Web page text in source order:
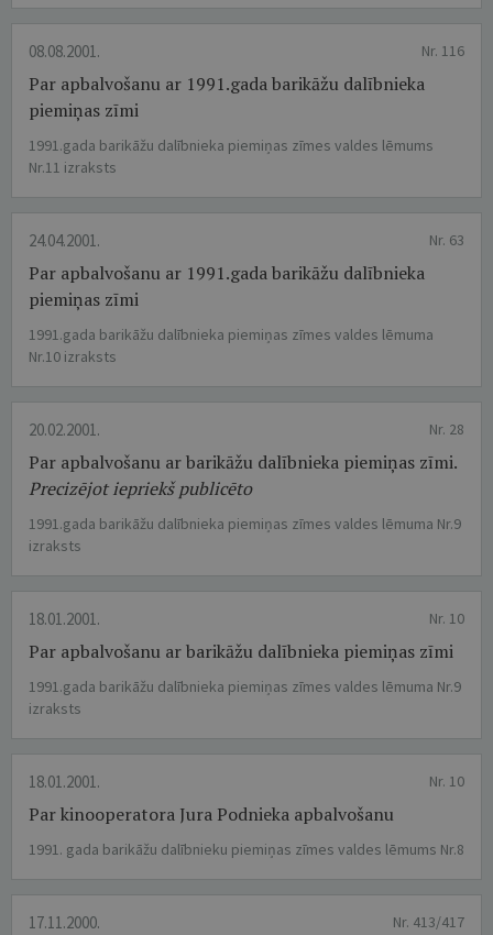
08.08.2001. Nr. 116
Par apbalvošanu ar 1991.gada barikāžu dalībnieka
piemiņas zīmi
1991.gada barikāžu dalībnieka piemiņas zīmes valdes lēmums
Nr.11 izraksts
24.04.2001. Nr. 63
Par apbalvošanu ar 1991.gada barikāžu dalībnieka
piemiņas zīmi
1991.gada barikāžu dalībnieka piemiņas zīmes valdes lēmuma
Nr.10 izraksts
20.02.2001. Nr. 28
Par apbalvošanu ar barikāžu dalībnieka piemiņas zīmi.
Precizējot iepriekš publicēto
1991.gada barikāžu dalībnieka piemiņas zīmes valdes lēmuma Nr.9
izraksts
18.01.2001. Nr. 10
Par apbalvošanu ar barikāžu dalībnieka piemiņas zīmi
1991.gada barikāžu dalībnieka piemiņas zīmes valdes lēmuma Nr.9
izraksts
18.01.2001. Nr. 10
Par kinooperatora Jura Podnieka apbalvošanu
1991. gada barikāžu dalībnieku piemiņas zīmes valdes lēmums Nr.8
17.11.2000. Nr. 413/417